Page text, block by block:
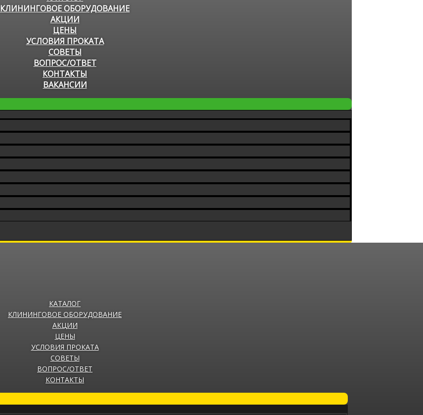
КЛИНИНГОВОЕ ОБОРУДОВАНИЕ
АКЦИИ
ЦЕНЫ
УСЛОВИЯ ПРОКАТА
СОВЕТЫ
ВОПРОС/ОТВЕТ
КОНТАКТЫ
ВАКАНСИИ
КАТАЛОГ
КЛИНИНГОВОЕ ОБОРУДОВАНИЕ
АКЦИИ
ЦЕНЫ
УСЛОВИЯ ПРОКАТА
СОВЕТЫ
ВОПРОС/ОТВЕТ
КОНТАКТЫ